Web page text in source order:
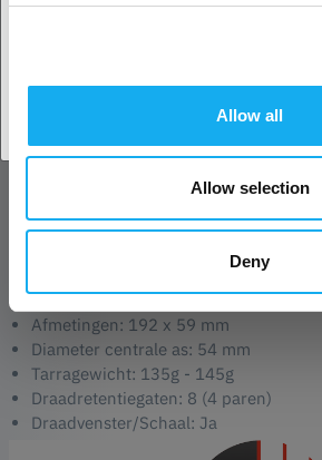
Allow all
Allow selection
Deny
projecten. Verken de wereld van
Verhoog jouw 3D-printervaring met
Filament - waar technologie en creativiteit
overgangen, luxueuze textuur en
een meesterwerk. Kies Copymaster3D
Spoelinfo:
Afmetingen: 192 x 59 mm
Diameter centrale as: 54 mm
Tarragewicht: 135g - 145g
Draadretentiegaten: 8 (4 paren)
Draadvenster/Schaal: Ja